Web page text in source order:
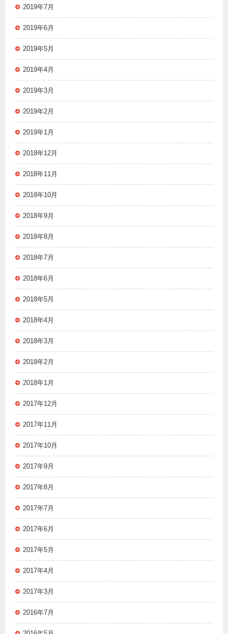
2019年7月
2019年6月
2019年5月
2019年4月
2019年3月
2019年2月
2019年1月
2018年12月
2018年11月
2018年10月
2018年9月
2018年8月
2018年7月
2018年6月
2018年5月
2018年4月
2018年3月
2018年2月
2018年1月
2017年12月
2017年11月
2017年10月
2017年9月
2017年8月
2017年7月
2017年6月
2017年5月
2017年4月
2017年3月
2016年7月